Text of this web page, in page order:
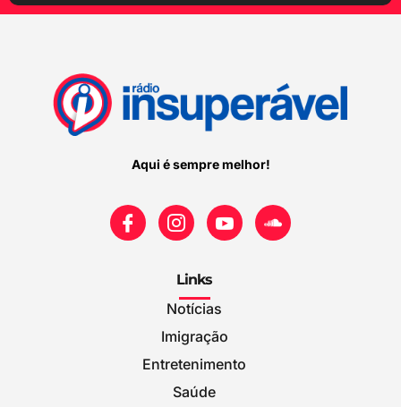
Aqui é sempre melhor!
Links
Notícias
Imigração
Entretenimento
Saúde